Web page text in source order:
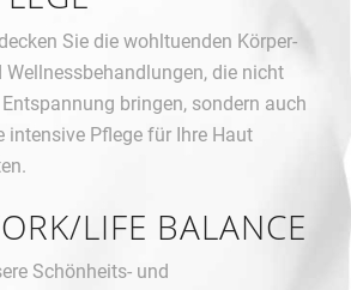
Sie die wohltuenden Körper-
Wellnessbehandlungen, die nicht
bringen, sondern auch
intensive Pflege für Ihre Haut
LIFE BALANCE
Schönheits- und